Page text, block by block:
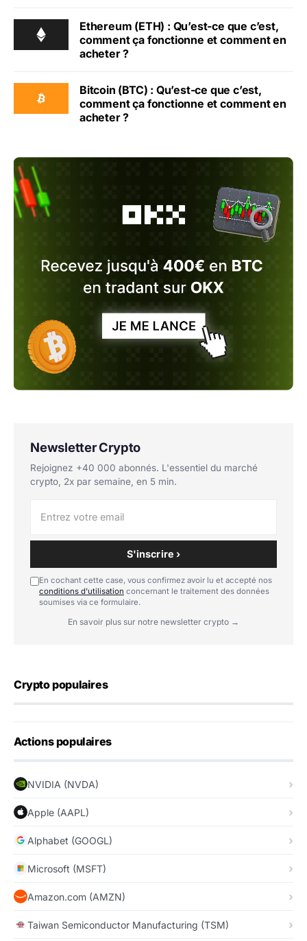
Ethereum (ETH) : Qu’est-ce que c’est,
comment ça fonctionne et comment en
acheter ?
Bitcoin (BTC) : Qu’est-ce que c’est,
comment ça fonctionne et comment en
acheter ?
Newsletter Crypto
Rejoignez +40 000 abonnés. L'essentiel du marché
crypto, 2x par semaine, en 5 min.
S'inscrire ›
En cochant cette case, vous confirmez avoir lu et accepté nos
conditions d'utilisation concernant le traitement des données
soumises via ce formulaire.
En savoir plus sur notre newsletter crypto →
Crypto populaires
Actions populaires
NVIDIA (NVDA)
Apple (AAPL)
Alphabet (GOOGL)
Microsoft (MSFT)
Amazon.com (AMZN)
Taiwan Semiconductor Manufacturing (TSM)